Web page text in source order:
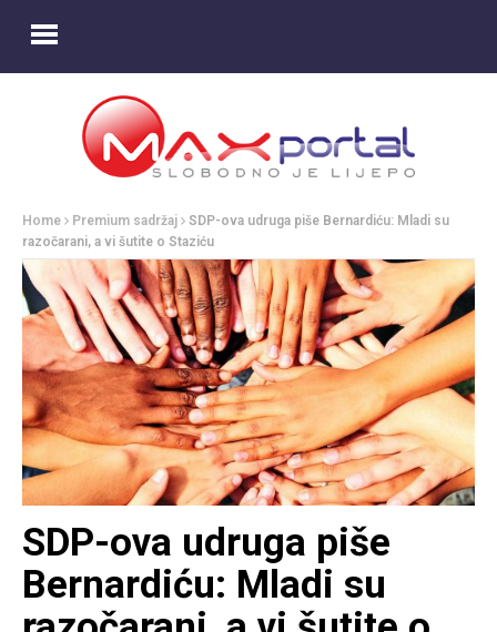
Home Premium sadržaj
SDP-ova udruga piše Bernardiću: Mladi su
razočarani, a vi šutite o Staziću
SDP-ova udruga piše
Bernardiću: Mladi su